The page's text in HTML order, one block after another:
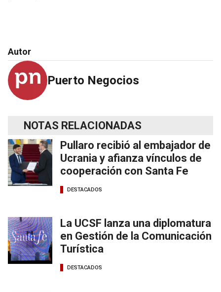
Autor
Puerto Negocios
NOTAS RELACIONADAS
Pullaro recibió al embajador de
Ucrania y afianza vínculos de
cooperación con Santa Fe
DESTACADOS
La UCSF lanza una diplomatura
en Gestión de la Comunicación
Turística
DESTACADOS